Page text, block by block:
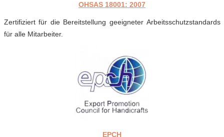
OHSAS 18001: 2007
Zertifiziert für die Bereitstellung geeigneter Arbeitsschutzstandards
für alle Mitarbeiter.
EPCH